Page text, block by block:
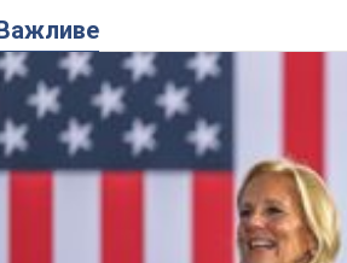
Важливе